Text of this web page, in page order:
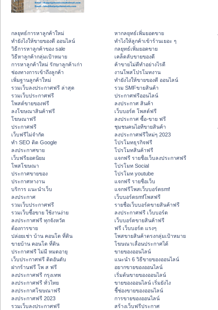
กลยุทธ์การหาลูกค้าใหม่
ทํายังไงให้ขายของดี ออนไลน์
วิธีการหาลูกค้าของ sale
วิธีหาลูกค้ากลุ่มเป้าหมาย
การหาลูกค้าใหม่ รักษาลูกค้าเก่า
ช่องทางการเข้าถึงลูกค้า
เพิ่มฐานลูกค้าใหม่
รวมเว็บลงประกาศฟรี ล่าสุด
รวมเว็บประกาศฟรี
โพสต์ขายของฟรี
ลงโฆษณาสินค้าฟรี
โฆษณาฟรี
ประกาศฟรี
เว็บฟรีไม่จำกัด
ทำ SEO ติด Google
ลงประกาศขาย
เว็บฟรียอดนิยม
โพสโฆษณา
ประกาศขายของ
ประกาศหางาน
บริการ แนะนำเว็บ
ลงประกาศ
รวมเว็บประกาศฟรี
รวมเว็บซื้อขาย ใช้งานง่าย
ลงประกาศฟรี ทุกจังหวัด
ต้องการขาย
ปล่อยเช่า บ้าน คอนโด ที่ดิน
ขายบ้าน คอนโด ที่ดิน
ประกาศฟรี ไม่มี หมดอายุ
เว็บประกาศฟรี ติดอันดับ
ฝากร้านฟรี โพ ส ฟรี
ลงประกาศฟรี กรุงเทพ
ลงประกาศฟรี ทั่วไทย
ลงประกาศโฆษณาฟรี
ลงประกาศฟรี 2023
รวมเว็บลงประกาศฟรี
หากลยุทธ์เพิ่มยอดขาย
ทําไงให้ลูกค้าเข้าร้านเยอะ ๆ
กลยุทธ์เพิ่มยอดขาย
เคล็ดลับขายของดี
ค้าขายไม่ดีทำอย่างไรดี
งานโพสโปรโมทงาน
ทํายังไงให้ขายของดี ออนไลน์
รวม SMFขายสินค้า
ประกาศฟรีออนไลน์
ลงประกาศ สินค้า
เว็บบอร์ด โพสต์ฟรี
ลงประกาศ ซื้อ-ขาย ฟรี
ชุมชนคนไอทีขายสินค้า
ลงประกาศฟรีใหม่ๆ 2023
โปรโมทธุรกิจฟรี
โปรโมทสินค้าฟรี
แจกฟรี รายชื่อเว็บลงประกาศฟรี
โปรโมท Social
โปรโมท youtube
แจกฟรี รายชื่อเว็บ
แจกฟรีโพสเว็บบอร์ดsmf
เว็บบอร์ดsmfโพสฟรี
รายชื่อเว็บบอร์ดขายสินค้าฟรี
ลงประกาศฟรี เว็บบอร์ด
เว็บบอร์ดขายสินค้าฟรี
ฟรี เว็บบอร์ด แรงๆ
โพสขายสินค้าตรงกลุ่มเป้าหมาย
โฆษณาเลื่อนประกาศได้
ขายของออนไลน์
แนะนำ 6 วิธีขายของออนไลน์
อยากขายของออนไลน์
เริ่มต้นขายของออนไลน์
ขายของออนไลน์ เริ่มยังไง
ชี้ช่องขายของออนไลน์
การขายของออนไลน์
สร้างเว็บฟรีประกาศ